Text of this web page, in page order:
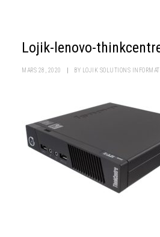
Lojik-lenovo-
MARS 28, 2020 BY LOJIK SOLUTIONS